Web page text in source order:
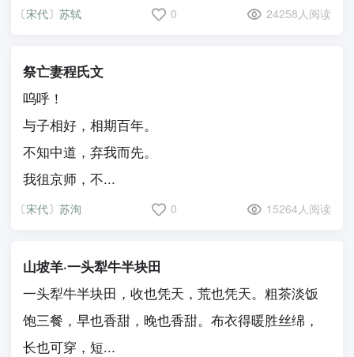
〔宋代〕苏轼 0 24258人阅读
祭亡妻程氏文
呜呼！
与子相好，相期百年。
不知中道，弃我而先。
我徂京师，不...
〔宋代〕苏洵 0 15264人阅读
山坡羊·一头犁牛半块田
一头犁牛半块田，收也凭天，荒也凭天。粗茶淡饭
饱三餐，早也香甜，晚也香甜。布衣得暖胜丝绵，
长也可穿，短...